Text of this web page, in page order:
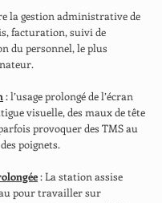
la gestion administrative de
facturation, suivi de
du personnel, le plus
: l’usage prolongé de l’écran
visuelle, des maux de tête
provoquer des TMS au
poignets.
: La station assise
pour travailler sur